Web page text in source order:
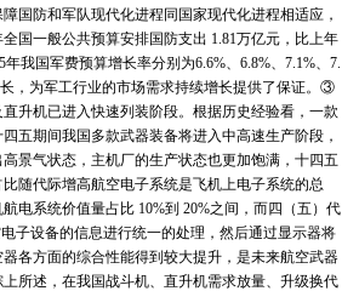
国防和军队现代化进程同国家现代化进程相适应，
国一般公共预算安排国防支出 1.81万亿元，比上年
我国军费预算增长率分别为6.6%、6.8%、7.1%、7.
，为军工行业的市场需求持续增长提供了保证。③
升机已进入快速列装阶段。根据历史经验看，一款
五期间我国多款武器装备将进入中高速生产阶段，
景气状态，主机厂的生产状态也更加饱满，十四五
随代际增高航空电子系统是飞机上电子系统的总
电系统价值量占比 10%到 20%之间，而四（五）代
子设备的信息进行统一的处理，然后通过显示器将
各方面的综合性能得到较大提升，是未来航空武器
所述，在我国战斗机、直升机需求放量、升级换代